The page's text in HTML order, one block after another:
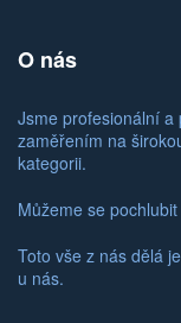
O nás
Jsme profesionální a
zaměřením na
kategorii.
Můžeme se
Toto vše z nás dělá
u nás.